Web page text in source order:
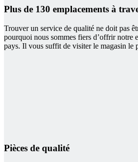
Plus de 130 emplacements à
Trouver un service de qualité ne doit pas
pourquoi nous sommes fiers d’offrir notre
pays. Il vous suffit de visiter le magasin le
Pièces de qualité